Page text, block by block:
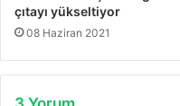
çıtayı yükseltiyor
08 Haziran 2021